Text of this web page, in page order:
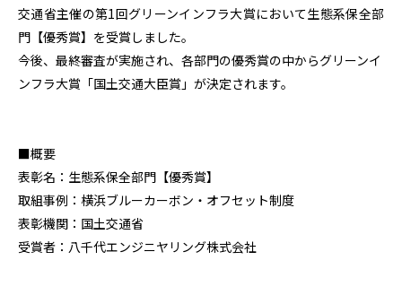
交通省主催の第1回グリーンインフラ大賞において生態系保全部
門【優秀賞】を受賞しました。
今後、最終審査が実施され、各部門の優秀賞の中からグリーンイ
ンフラ大賞「国土交通大臣賞」が決定されます。
■概要
表彰名：生態系保全部門【優秀賞】
取組事例：横浜ブルーカーボン・オフセット制度
表彰機関：国土交通省
受賞者：八千代エンジニヤリング株式会社